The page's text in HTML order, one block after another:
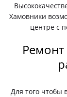
Хамовники
центре с
Для того чтобы